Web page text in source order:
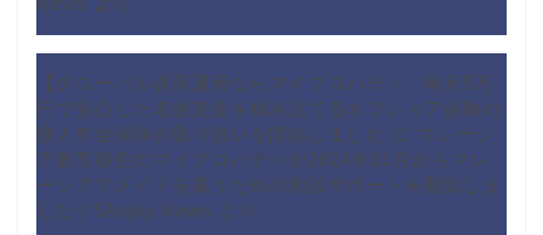
【グローバル資産運用ならマイプロパティ 毎月5万
円で安心した老後資金を積み立てるオフショア保険の
個人年金保険の取り扱いを開始しました に マレーシ
ア教育移住のマイプロパティが2024年11月からマレ
ーシアでメイドを雇うための相談サポートを開始しま
した | Shoply News より